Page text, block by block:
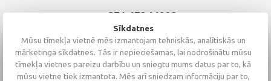
+371 67244008
+371 67271055
+371 26002793
Sīkdatnes
Mūsu tīmekļa vietnē mēs izmantojam tehniskās, analītiskās un
mārketinga sīkdatnes. Tās ir nepieciešamas, lai nodrošinātu mūsu
tīmekļa vietnes pareizu darbību un sniegtu mums datus par to, kā
mūsu vietne tiek izmantota. Mēs arī sniedzam informāciju par to,